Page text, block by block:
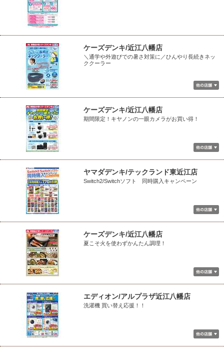
ケーズデンキ/近江八幡店
＼通学や外遊びでの暑さ対策に／ひんやり長続きネッ
ククーラー
ケーズデンキ/近江八幡店
期間限定！キヤノンの一眼カメラがお買い得！
ヤマダデンキ/テックランド東近江店
Switch2/Switchソフト 同時購入キャンペーン
ケーズデンキ/近江八幡店
夏こそ火を使わずかんたん調理！
エディオン/アルプラザ近江八幡店
洗濯機 買い替え応援！！